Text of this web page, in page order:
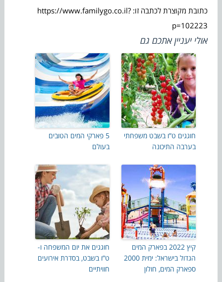
כתובת מקוצרת לכתבה זו: https://www.familygo.co.il?
p=102223
אולי יעניין אתכם גם
חוגגים ט”ו בשבט משפחתי
בערבה התיכונה
5 פארקי המים הטובים
בעולם
קיץ 2022 בפארק המים
הגדול בישראל: ימית 2000
ספארק המים, חולון
חוגגים את יום המשפחה ו-
ט”ו בשבט, בסדרת אירועים
חוויתיים